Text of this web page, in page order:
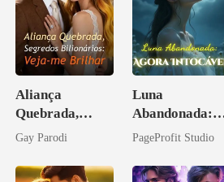
Aliança
Quebrada,
Segredos
Veja-me Brilhar
Gay Parodi
Luna
Abandonada:
Agora Intocável
PageProfit Studio